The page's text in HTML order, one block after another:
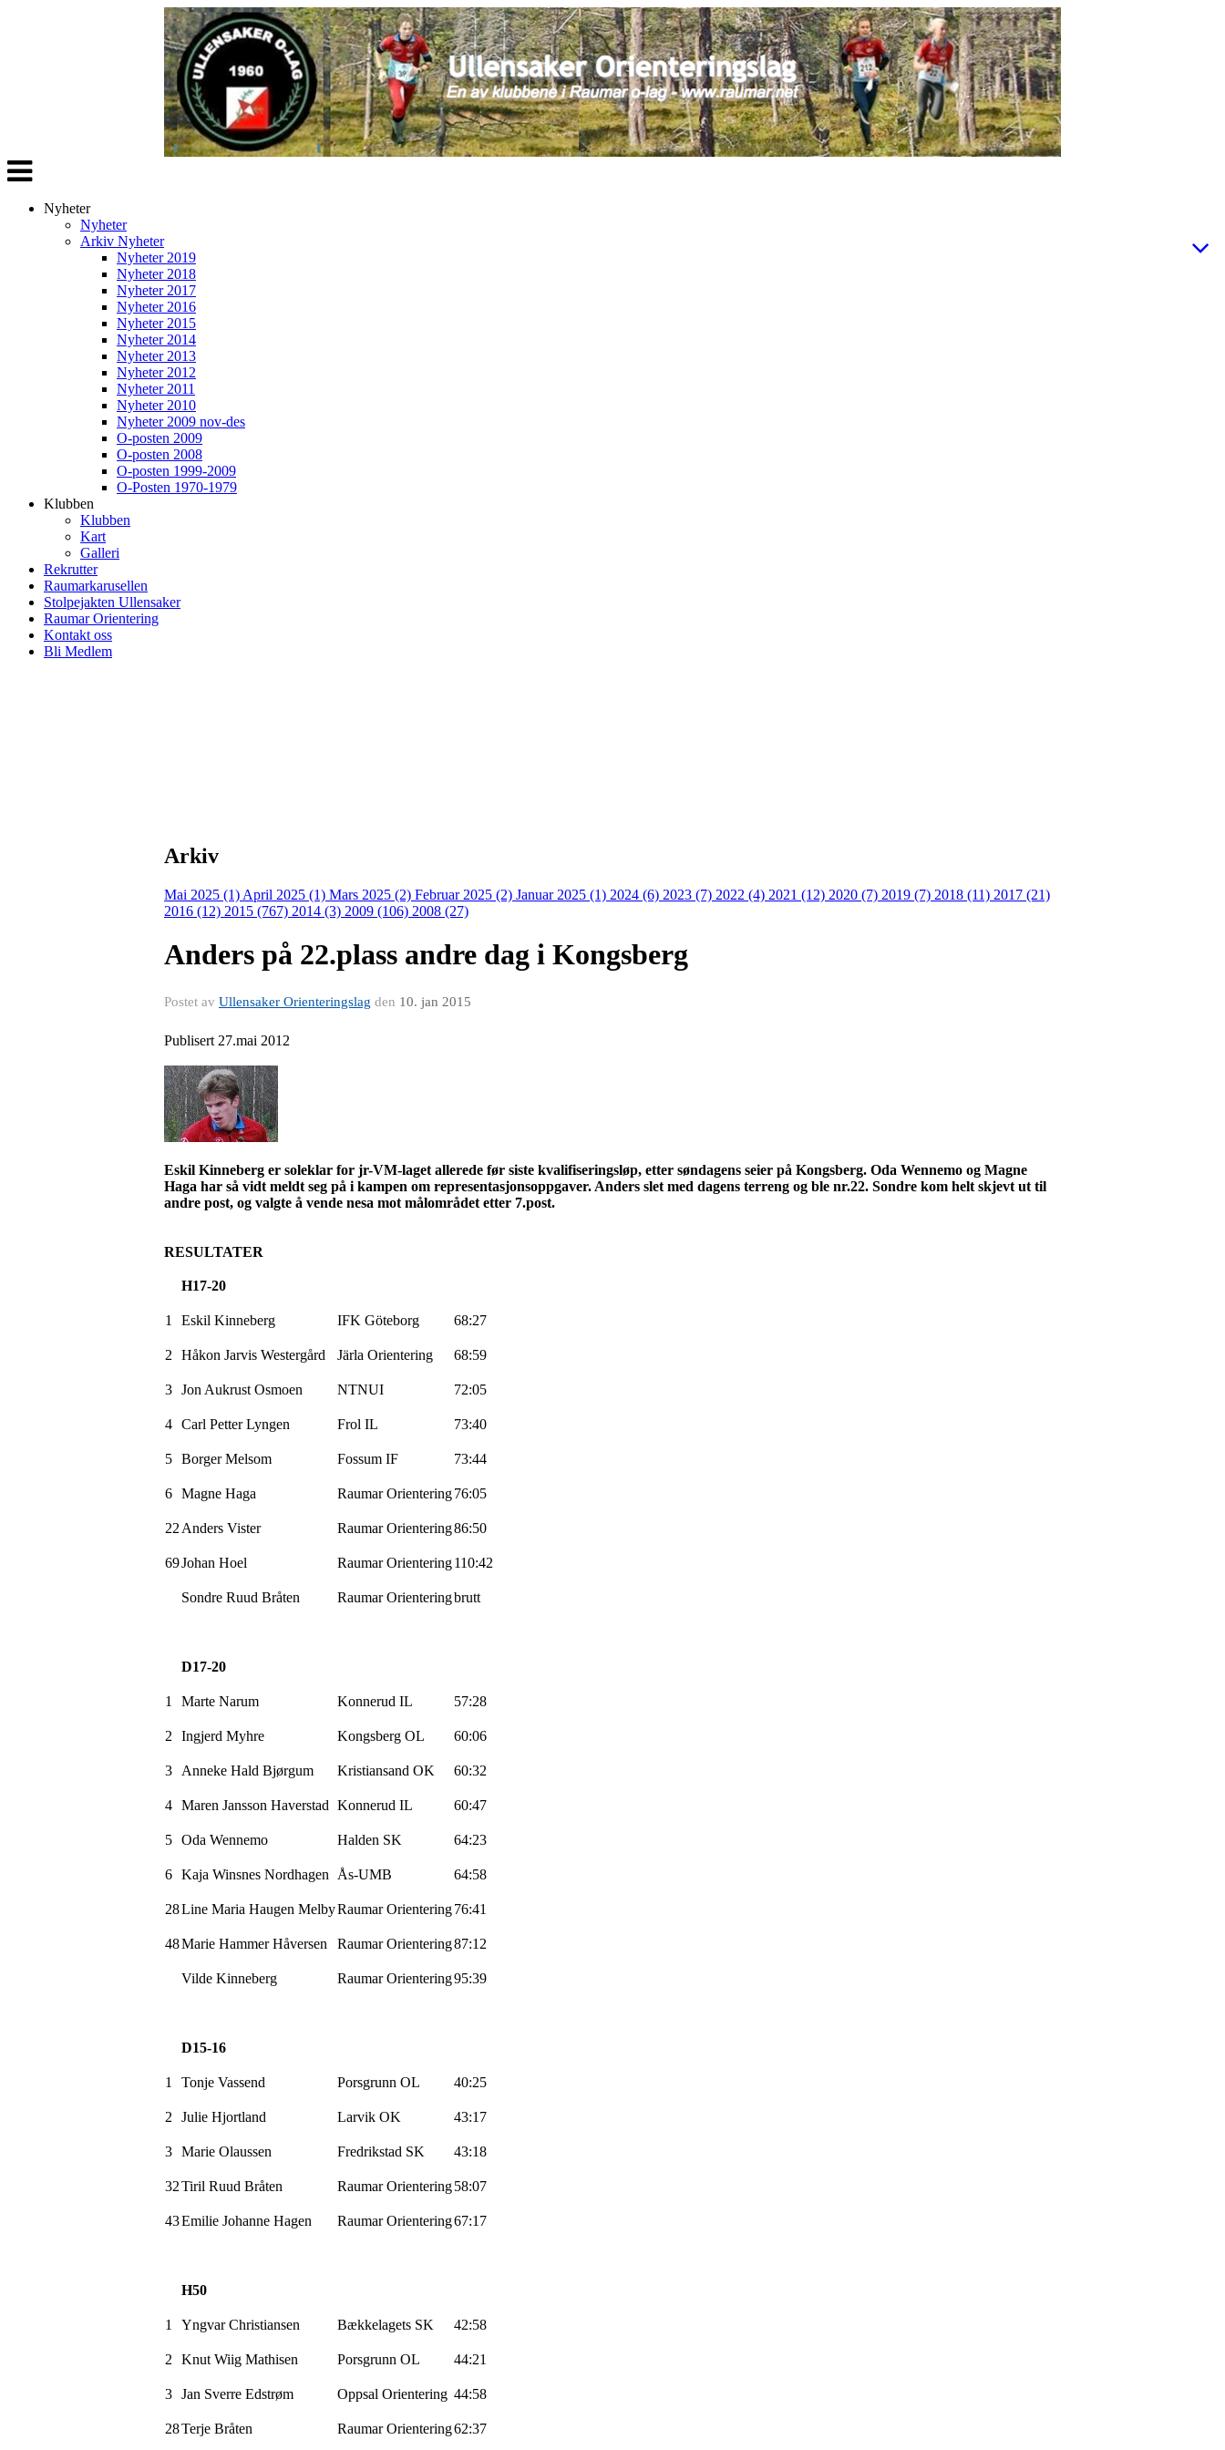
Veksle
navigasjon
Nyheter
Nyheter
Arkiv Nyheter
Nyheter 2019
Nyheter 2018
Nyheter 2017
Nyheter 2016
Nyheter 2015
Nyheter 2014
Nyheter 2013
Nyheter 2012
Nyheter 2011
Nyheter 2010
Nyheter 2009 nov-des
O-posten 2009
O-posten 2008
O-posten 1999-2009
O-Posten 1970-1979
Klubben
Klubben
Kart
Galleri
Rekrutter
Raumarkarusellen
Stolpejakten Ullensaker
Raumar Orientering
Kontakt oss
Bli Medlem
Arkiv
Mai 2025 (1) April 2025 (1) Mars 2025 (2) Februar 2025 (2) Januar 2025 (1) 2024 (6) 2023 (7) 2022 (4) 2021 (12) 2020 (7) 2019 (7) 2018 (11) 2017 (21)
2016 (12) 2015 (767) 2014 (3) 2009 (106) 2008 (27)
Anders på 22.plass andre dag i Kongsberg
Postet av Ullensaker Orienteringslag den 10. jan 2015
Publisert 27.mai 2012
Eskil Kinneberg er soleklar for jr-VM-laget allerede før siste kvalifiseringsløp, etter søndagens seier på Kongsberg. Oda Wennemo og Magne
Haga har så vidt meldt seg på i kampen om representasjonsoppgaver. Anders slet med dagens terreng og ble nr.22. Sondre kom helt skjevt ut til
andre post, og valgte å vende nesa mot målområdet etter 7.post.
RESULTATER
H17-20
1 Eskil Kinneberg IFK Göteborg 68:27
2 Håkon Jarvis Westergård Järla Orientering 68:59
3 Jon Aukrust Osmoen NTNUI 72:05
4 Carl Petter Lyngen Frol IL 73:40
5 BorgerMelsom Fossum IF 73:44
6 Magne Haga RaumarOrientering76:05
22 Anders Vister RaumarOrientering86:50
69Johan Hoel RaumarOrientering110:42
Sondre Ruud Bråten RaumarOrienteringbrutt
D17-20
1 Marte Narum Konnerud IL 57:28
2 Ingjerd Myhre Kongsberg OL 60:06
3 Anneke Hald Bjørgum Kristiansand OK 60:32
4 Maren Jansson Haverstad Konnerud IL 60:47
5 Oda Wennemo Halden SK 64:23
6 Kaja Winsnes Nordhagen Ås-UMB 64:58
28Line Maria Haugen MelbyRaumarOrientering76:41
48Marie HammerHåversen RaumarOrientering87:12
Vilde Kinneberg RaumarOrientering95:39
D15-16
1 Tonje Vassend Porsgrunn OL 40:25
2 Julie Hjortland Larvik OK 43:17
3 Marie Olaussen Fredrikstad SK 43:18
32Tiril Ruud Bråten RaumarOrientering58:07
43Emilie Johanne Hagen RaumarOrientering67:17
H50
1 Yngvar Christiansen Bækkelagets SK 42:58
2 Knut Wiig Mathisen Porsgrunn OL 44:21
3 Jan Sverre Edstrøm Oppsal Orientering 44:58
28Terje Bråten RaumarOrientering62:37